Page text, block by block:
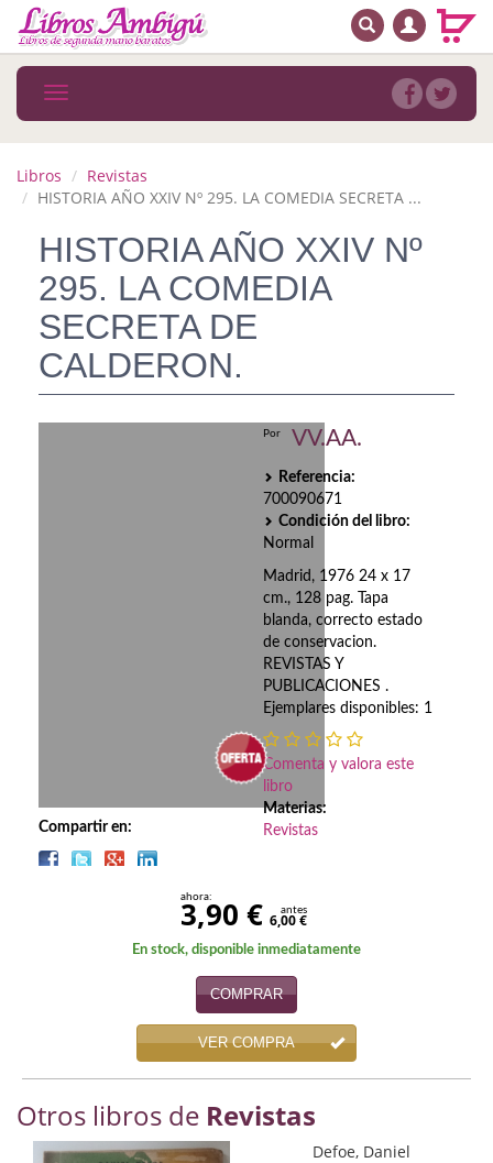
MENÚ PRINCIPAL
Novedades
Arte
Autoayuda. Conocimiento personal
Derecho
Discos deVinilo. LP
Ensayo literario
BUSCAR
Toggle
navigation
Libros
Revistas
HISTORIA AÑO XXIV Nº 295. LA COMEDIA SECRETA ...
HISTORIA AÑO XXIV Nº
295. LA COMEDIA
SECRETA DE
CALDERON.
Compartir en:
Por VV.AA.
Referencia:
700090671
Condición del libro:
Normal
Madrid, 1976 24 x 17
cm., 128 pag. Tapa
blanda, correcto estado
de conservacion.
REVISTAS Y
PUBLICACIONES .
Ejemplares disponibles: 1
Comenta y valora este
libro
Materias:
Revistas
ahora:
3,90 € antes
6,00 €
En stock, disponible inmediatamente
COMPRAR
VER COMPRA
Otros libros de Revistas
Defoe, Daniel